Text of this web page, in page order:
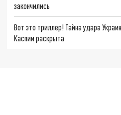
закончились
Вот это триллер! Тайна удара
Каспии раскрыта